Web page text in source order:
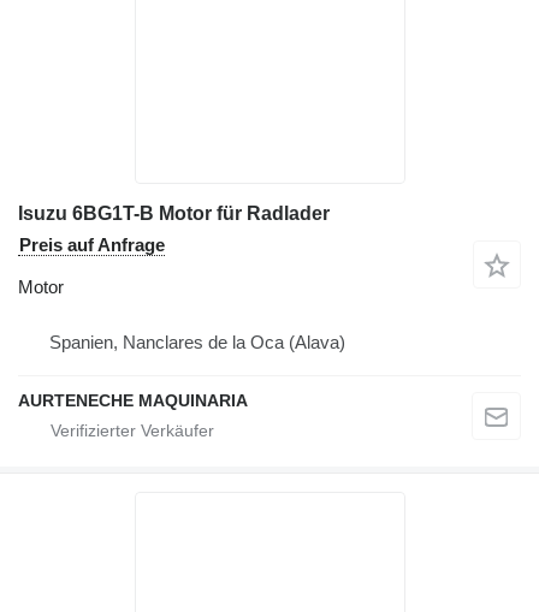
Isuzu 6BG1T-B Motor für Radlader
Preis auf Anfrage
Motor
Spanien, Nanclares de la Oca (Alava)
AURTENECHE MAQUINARIA